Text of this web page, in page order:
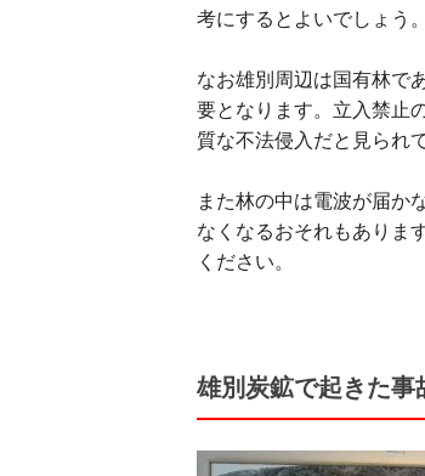
考にするとよいでしょう。
なお雄別周辺は国有林で
要となります。立入禁止
質な不法侵入だと見られ
また林の中は電波が届か
なくなるおそれもありま
ください。
雄別炭鉱で起きた事